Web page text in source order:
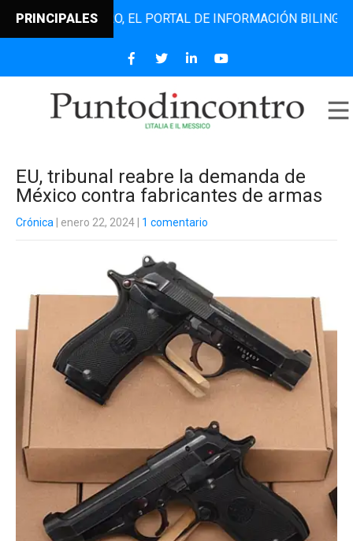
PRINCIPALESEL PORTAL DE INFORMACIÓN BILINGÜE
EU, tribunal reabre la demanda de
México contra fabricantes de armas
Crónica | enero 22, 2024 1 comentario